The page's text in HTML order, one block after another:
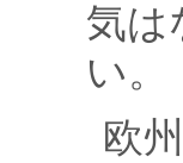
気は
い。
欧